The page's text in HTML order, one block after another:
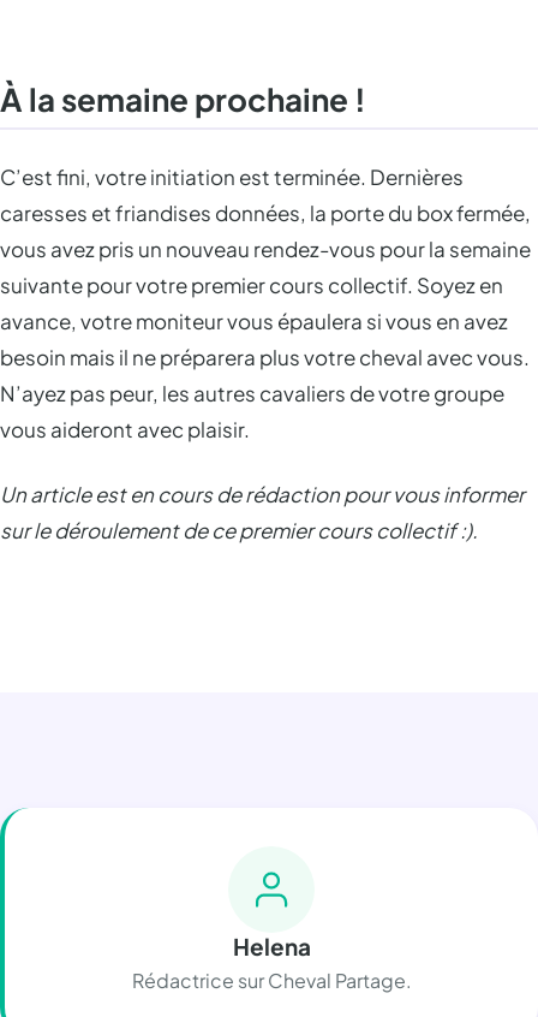
À la semaine prochaine !
C’est fini, votre initiation est terminée. Dernières
caresses et friandises données, la porte du box fermée,
vous avez pris un nouveau rendez-vous pour la semaine
suivante pour votre premier cours collectif. Soyez en
avance, votre moniteur vous épaulera si vous en avez
besoin mais il ne préparera plus votre cheval avec vous.
N’ayez pas peur, les autres cavaliers de votre groupe
vous aideront avec plaisir.
Un article est en cours de rédaction pour vous informer
sur le déroulement de ce premier cours collectif :).
Helena
Rédactrice sur Cheval Partage.